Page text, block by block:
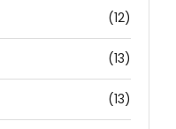
(12)
(13)
(13)